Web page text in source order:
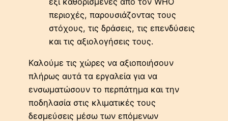
περιοχές, παρουσιάζοντας τους
στόχους, τις δράσεις, τις επενδύσεις
και τις αξιολογήσεις τους.
Καλούμε τις χώρες να αξιοποιήσουν
πλήρως αυτά τα εργαλεία για να
ενσωματώσουν το περπάτημα και την
ποδηλασία στις κλιματικές τους
δεσμεύσεις μέσω των επόμενων